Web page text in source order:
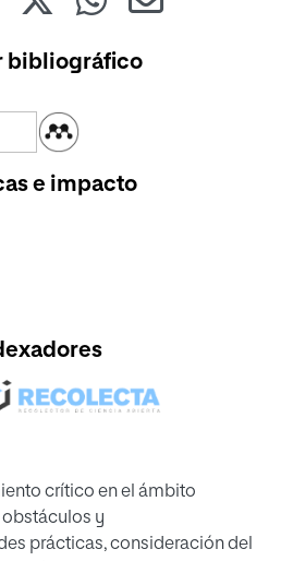
bibliográfico
e impacto
crítico en el ámbito
y
prácticas, consideración del